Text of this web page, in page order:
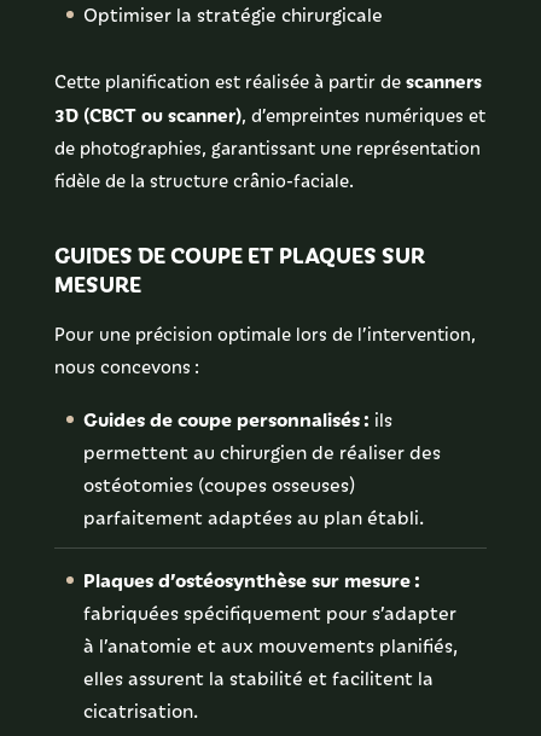
Optimiser la stratégie chirurgicale
Cette planification est réalisée à partir de scanners
3D (CBCT ou scanner), d’empreintes numériques et
de photographies, garantissant une représentation
fidèle de la structure crânio-faciale.
GUIDES DE COUPE ET PLAQUES SUR
MESURE
Pour une précision optimale lors de l’intervention,
nous concevons :
Guides de coupe personnalisés : ils
permettent au chirurgien de réaliser des
ostéotomies (coupes osseuses)
parfaitement adaptées au plan établi.
Plaques d’ostéosynthèse sur mesure :
fabriquées spécifiquement pour s’adapter
à l’anatomie et aux mouvements planifiés,
elles assurent la stabilité et facilitent la
cicatrisation.